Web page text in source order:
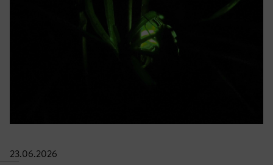
23.06.2026